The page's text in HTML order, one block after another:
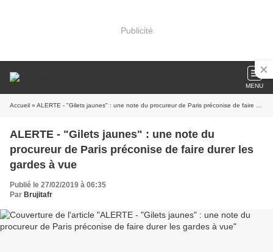
Publicité
MENU
Accueil » ALERTE - "Gilets jaunes" : une note du procureur de Paris préconise de faire durer les gardes à vue
ALERTE - "Gilets jaunes" : une note du
procureur de Paris préconise de faire durer les
gardes à vue
Publié le 27/02/2019 à 06:35
Par Brujitafr